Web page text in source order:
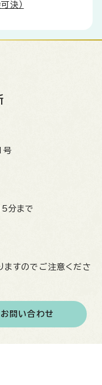
決）
号
分まで
すのでご注意くださ
お問い合わせ